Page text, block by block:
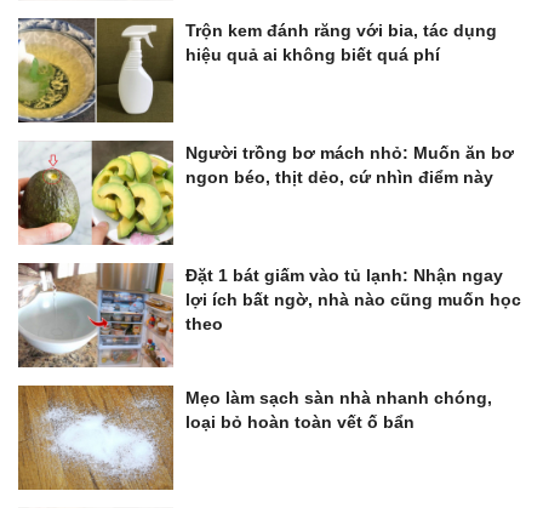
Trộn kem đánh răng với bia, tác dụng
hiệu quả ai không biết quá phí
Người trồng bơ mách nhỏ: Muốn ăn bơ
ngon béo, thịt dẻo, cứ nhìn điểm này
Đặt 1 bát giấm vào tủ lạnh: Nhận ngay
lợi ích bất ngờ, nhà nào cũng muốn học
theo
Mẹo làm sạch sàn nhà nhanh chóng,
loại bỏ hoàn toàn vết ố bẩn